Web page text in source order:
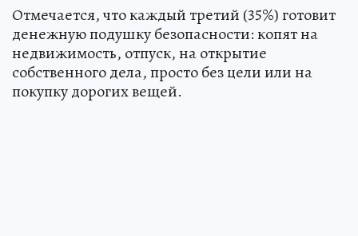
Отмечается, что каждый третий (35%) готовит
денежную подушку безопасности: копят на
недвижимость, отпуск, на открытие
собственного дела, просто без цели или на
покупку дорогих вещей.